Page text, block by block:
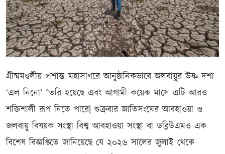
গ্রীষ্মমণ্ডলীয় প্রশান্ত মহাসাগরে আনুষ্ঠানিকভাবে জলবায়ুর উষ্ণ দশা
‘এল নিনো’ ˆতরি হয়েছে এবং আগামী কয়েক মাসে এটি আরও
শক্তিশালী রূপ নিতে পারে| শুক্রবার জাতিসংঘের আবহাওয়া ও
জলবায়ু বিষয়ক সংস্থা বিশ্ব আবহাওয়া সংস্থা বা ডব্লিউএমও এক
বিশেষ বিজ্ঞপ্তিতে জানিয়েছে যে ২০২৬ সালের জুলাই থেকে